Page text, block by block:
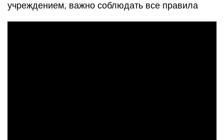
учреждением, важно соблюдать все правила